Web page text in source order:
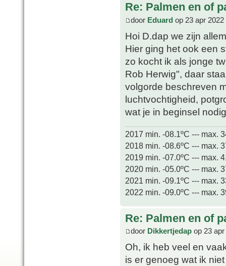
Re: Palmen en of
door Eduard op 23 apr 2022
Hoi D.dap we zijn
Hier ging het ook een
zo kocht ik als jonge
Rob Herwig", daar
volgorde beschreven
luchtvochtigheid,
wat je in beginsel
2017 min. -08.1ºC --- max.
2018 min. -08.6ºC --- max.
2019 min. -07.0ºC --- max.
2020 min. -05.0ºC --- max.
2021 min. -09.1ºC --- max.
2022 min. -09.0ºC --- max.
Re: Palmen en of
door Dikkertjedap op 23
Oh, ik heb veel en
is er genoeg wat ik